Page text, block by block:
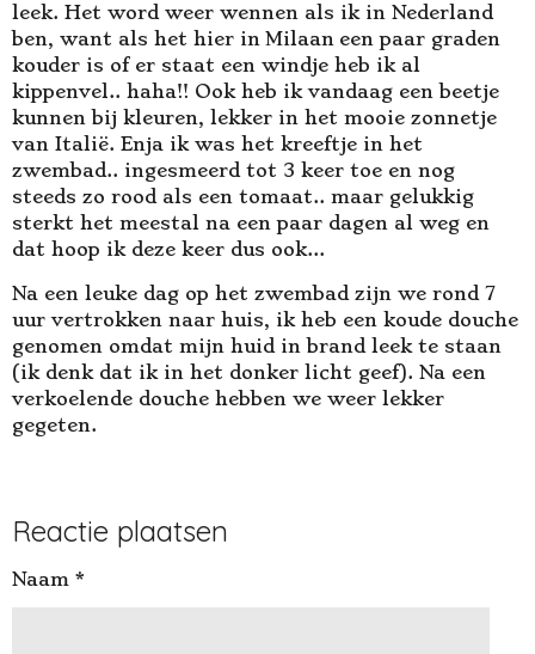
leek. Het word weer wennen als ik in Nederland
ben, want als het hier in Milaan een paar graden
kouder is of er staat een windje heb ik al
kippenvel.. haha!! Ook heb ik vandaag een beetje
kunnen bij kleuren, lekker in het mooie zonnetje
van Italië. Enja ik was het kreeftje in het
zwembad.. ingesmeerd tot 3 keer toe en nog
steeds zo rood als een tomaat.. maar gelukkig
sterkt het meestal na een paar dagen al weg en
dat hoop ik deze keer dus ook...
Na een leuke dag op het zwembad zijn we rond 7
uur vertrokken naar huis, ik heb een koude douche
genomen omdat mijn huid in brand leek te staan
(ik denk dat ik in het donker licht geef). Na een
verkoelende douche hebben we weer lekker
gegeten.
Reactie plaatsen
Naam *